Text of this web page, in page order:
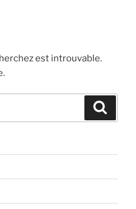
est introuvable.